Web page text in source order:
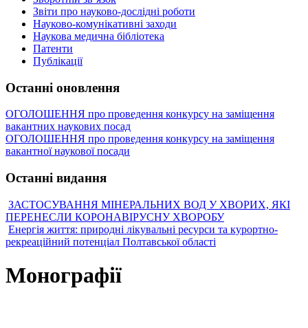
Звіти про науково-дослідні роботи
Науково-комунікативні заходи
Наукова медична бібліотека
Патенти
Публікації
Останні оновлення
ОГОЛОШЕННЯ про проведення конкурсу на заміщення
вакантних наукових посад
ОГОЛОШЕННЯ про проведення конкурсу на заміщення
вакантної наукової посади
Останні видання
ЗАСТОСУВАННЯ МІНЕРАЛЬНИХ ВОД У ХВОРИХ, ЯКІ
ПЕРЕНЕСЛИ КОРОНАВІРУСНУ ХВОРОБУ
Енергія життя: природні лікувальні ресурси та курортно-
рекреаційний потенціал Полтавської області
Монографії